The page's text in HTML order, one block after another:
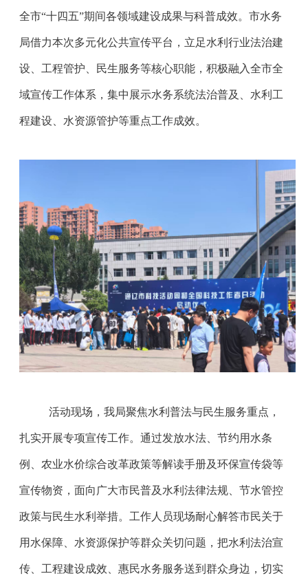
全市“十四五”期间各领域建设成果与科普成效。市水务
局借力本次多元化公共宣传平台，立足水利行业法治建
设、工程管护、民生服务等核心职能，积极融入全市全
域宣传工作体系，集中展示水务系统法治普及、水利工
程建设、水资源管护等重点工作成效。
活动现场，我局聚焦水利普法与民生服务重点，
扎实开展专项宣传工作。通过发放水法、节约用水条
例、农业水价综合改革政策等解读手册及环保宣传袋等
宣传物资，面向广大市民普及水利法律法规、节水管控
政策与民生水利举措。工作人员现场耐心解答市民关于
用水保障、水资源保护等群众关切问题，把水利法治宣
传、工程建设成效、惠民水务服务送到群众身边，切实